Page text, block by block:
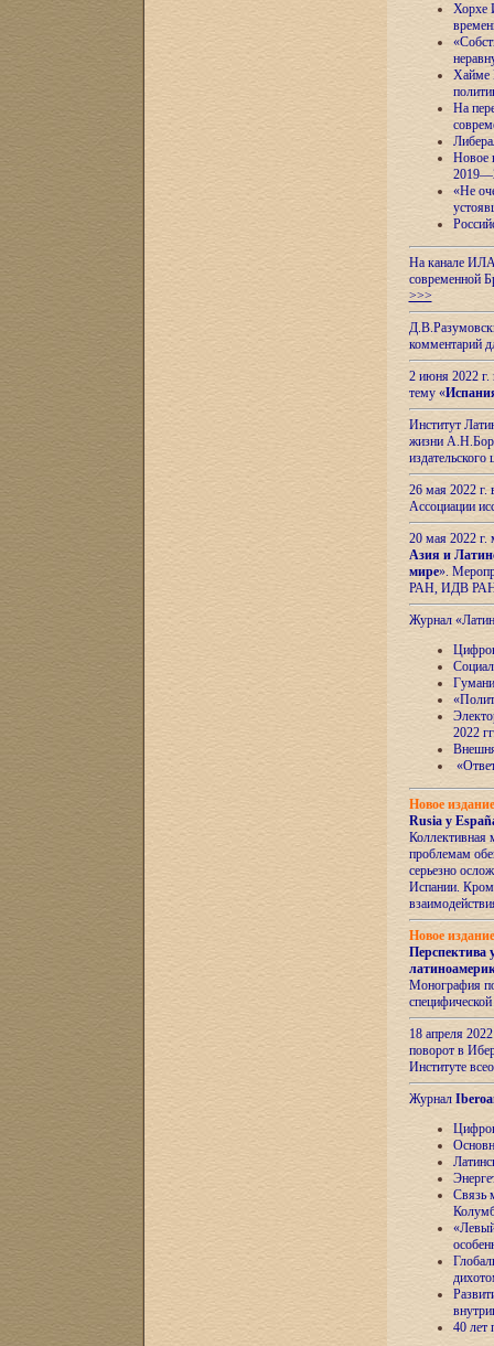
Хорхе
Хайме
На
Новое
«Не
На канале ИЛА
современной
>>>
комментарий
2 июня 2022 г.
тему «
Институт
жизни
26 мая 2022
Ассоциации
20 мая 2022
Азия и
мире».
РАН, ИДВ
Журнал
2022
Новое
Rusia y
Коллективная
проблемам
серьезно
Испании.
Новое
Перспектива
Монография
18 апреля
поворот в
Институте
Журнал
Связь
40 лет